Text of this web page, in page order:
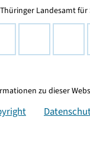
Landesamt
zu dieser